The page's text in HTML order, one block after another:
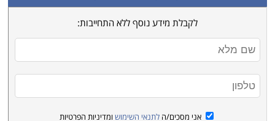
חברות וארגונים לאבטח את המידע ואת מערכות המחשוב
שלהם, מחייב אותם להעסיק אנשי אבטחת מידע איכותיים
ומקצועיים. זהו תחום בו עליכם להמשיך וללמוד כל הזמן
מפני שגם ההאקרים משתפרים, וההגנה של היום לא
תספיק מחר.
לקבלת מידע נוסף ללא התחייבות:
אני מסכים/ה לתנאי השימוש ומדיניות הפרטיות